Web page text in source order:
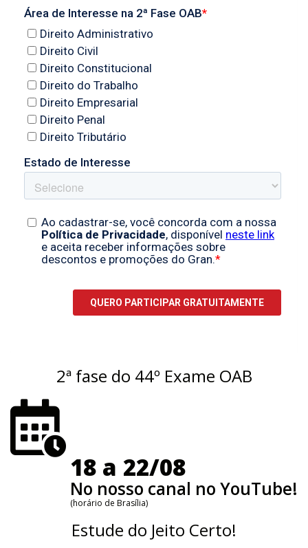
2ª fase do 44º Exame OAB
18 a 22/08
No nosso canal no YouTube!
(horário de Brasília)
Estude do Jeito Certo!